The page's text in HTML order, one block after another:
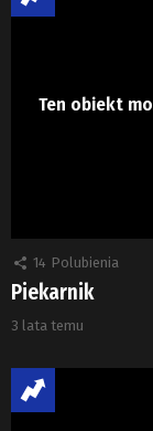
Ten obiekt
14 Polubienia
Piekarnik
3 lata temu